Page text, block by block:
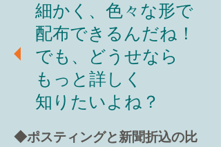
細かく、色々な形で
配布できるんだね！
でも、どうせなら
もっと詳しく
知りたいよね？
◆ポスティングと新聞折込の比